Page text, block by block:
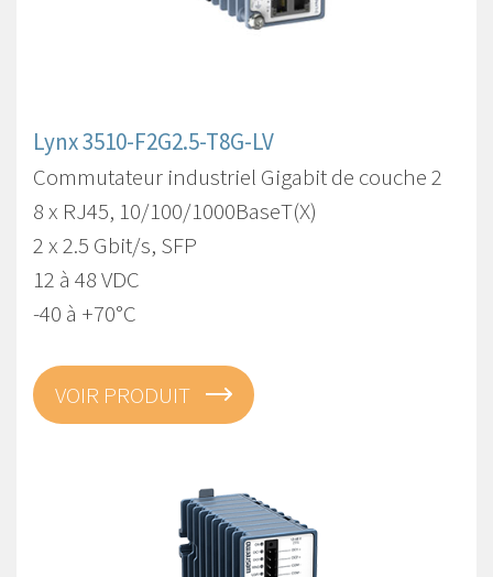
Lynx 3510-F2G2.5-T8G-LV
Commutateur industriel Gigabit de couche 2
8 x RJ45, 10/100/1000BaseT(X)
2 x 2.5 Gbit/s, SFP
12 à 48 VDC
-40 à +70°C
VOIR PRODUIT